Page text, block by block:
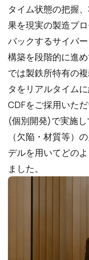
タイム状態の把握
果を現実の製造プ
バックするサイバ
構築を段階的に進
では製鉄所特有の
タをリアルタイム
CDFをご採用いた
(個別開発)で実施
（欠陥・材質等）
デルを用いてどの
ました。